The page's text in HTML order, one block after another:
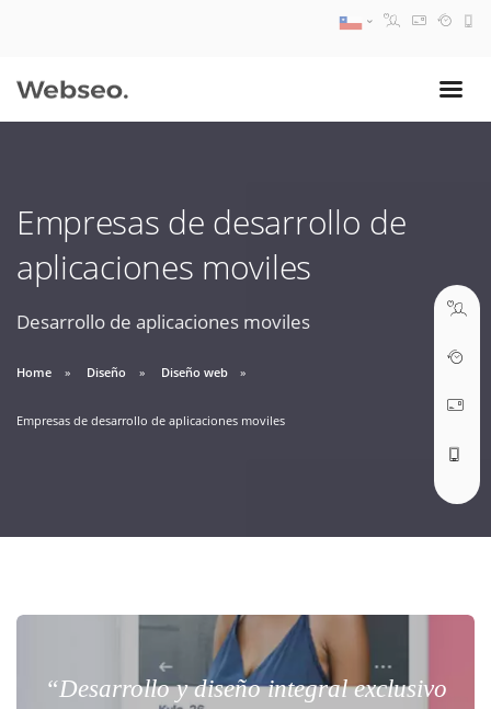
Empresas de desarrollo de
aplicaciones moviles
Desarrollo de aplicaciones moviles
Home Diseño Diseño web
Empresas de desarrollo de aplicaciones moviles
“Desarrollo y diseño integral exclusivo
09:30 AM A 18:30 PM
soporte@webseo.cl